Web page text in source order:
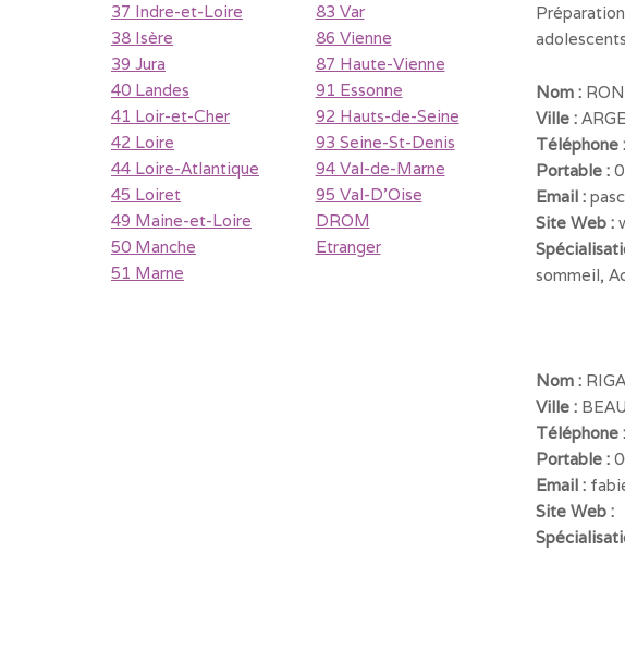
37 Indre-et-Loire
38 Isère
39 Jura
40 Landes
41 Loir-et-Cher
42 Loire
44 Loire-Atlantique
45 Loiret
49 Maine-et-Loire
50 Manche
51 Marne
83 Var
86 Vienne
87 Haute-Vienne
91 Essonne
92 Hauts-de-Seine
93 Seine-St-Denis
94 Val-de-Marne
95 Val-D'Oise
DROM
Etranger
Nom :
Ville :
Téléphone :
Portable :
Email :
Site Web :
sommeil,
Nom :
Ville :
Téléphone :
Portable :
Email :
Site Web :